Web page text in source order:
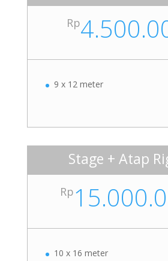
Rp
9 x 12 meter
Stage + Atap
Rp
10 x 16 meter